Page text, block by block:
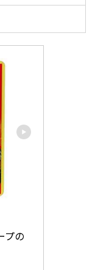
プの